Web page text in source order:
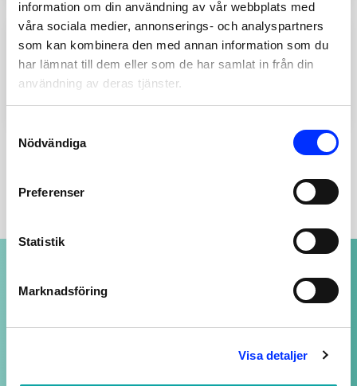
information om din användning av vår webbplats med
våra sociala medier, annonserings- och analyspartners
som kan kombinera den med annan information som du
har lämnat till dem eller som de har samlat in från din
användning av deras tjänster.
Selection
Nödvändiga
Preferenser
Statistik
Marknadsföring
Visa detaljer
833-33
TVÅLPUMP KOMODO
SVART
199SEK Lägg till
av högsta kvalitet